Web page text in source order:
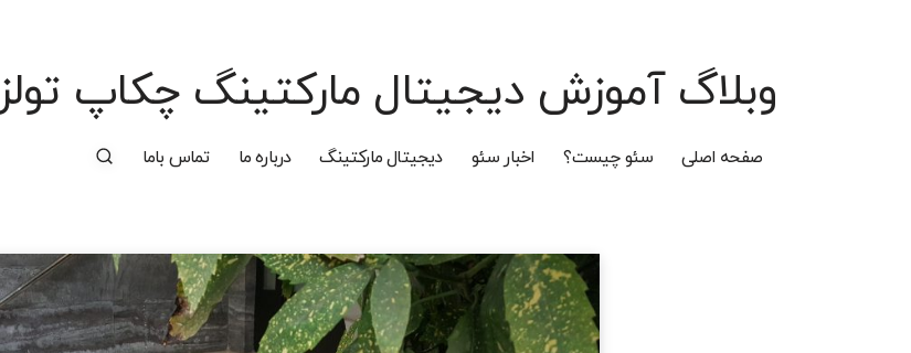
وبلاگ آموزش دیجیتال مارکتینگ چکاپ تولز
صفحه اصلی سئو چیست؟ اخبار سئو دیجیتال مارکتینگ درباره ما تماس باما